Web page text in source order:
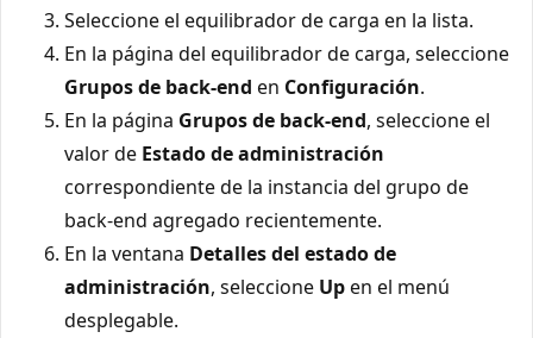
Seleccione el equilibrador de carga en la lista.
En la página del equilibrador de carga, seleccione
Grupos de back-end en Configuración.
En la página Grupos de back-end, seleccione el
valor de Estado de administración
correspondiente de la instancia del grupo de
back-end agregado recientemente.
En la ventana Detalles del estado de
administración, seleccione Upen el menú
desplegable.